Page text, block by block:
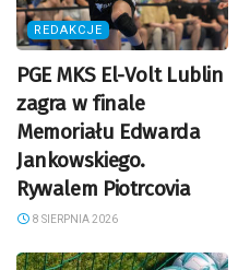
REDAKCJE
PGE MKS El-Volt Lublin
zagra w finale
Memoriału Edwarda
Jankowskiego.
Rywalem Piotrcovia
8 SIERPNIA 2026